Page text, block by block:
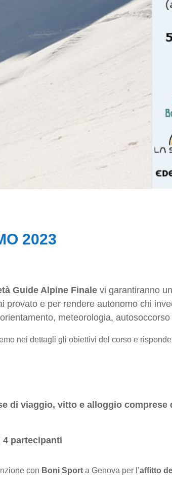
2023
Guide Alpine Finale vi garantiranno
provato e per rendere autonomo chi
meteorologia,
nei dettagli gli obiettivi del corso e
di viaggio, vitto e alloggio
4 partecipanti
con Boni Sport a Genova per l’affitto